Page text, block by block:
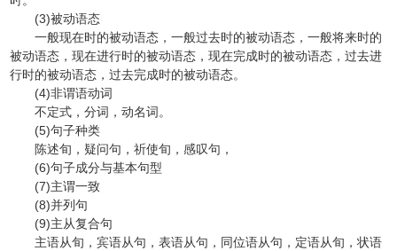
(3)被动语态
一般现在时的被动语态，一般过去时的被动语态，一般将来时的
被动语态，现在进行时的被动语态，现在完成时的被动语态，过去进
行时的被动语态，过去完成时的被动语态。
(4)非谓语动词
不定式，分词，动名词。
(5)句子种类
陈述旬，疑问句，祈使旬，感叹句，
(6)句子成分与基本句型
(7)主谓一致
(8)并列句
(9)主从复合句
主语从旬，宾语从句，表语从句，同位语从句，定语从旬，状语